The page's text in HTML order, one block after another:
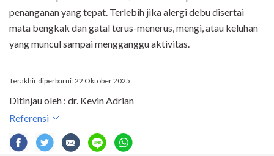
penanganan yang tepat. Terlebih jika alergi debu disertai
mata bengkak dan gatal terus-menerus, mengi, atau keluhan
yang muncul sampai mengganggu aktivitas.
Terakhir diperbarui: 22 Oktober 2025